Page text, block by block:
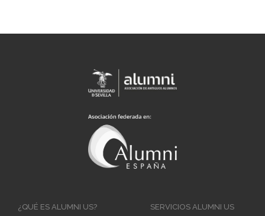
Main
¿QUÉ ES ALUMNI US? SERVICIOS ALUMNI US